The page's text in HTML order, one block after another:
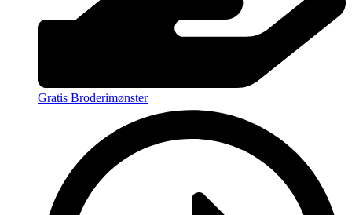
Gratis Broderimønster